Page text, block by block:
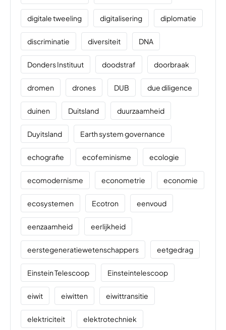
digitale tweeling digitalisering diplomatie
discriminatie diversiteit DNA
Donders Instituut doodstraf doorbraak
dromen drones DUB due diligence
duinen Duitsland duurzaamheid
Duyitsland Earth system governance
echografie ecofeminisme ecologie
ecomodernisme econometrie economie
ecosystemen Ecotron eenvoud
eenzaamheid eerlijkheid
eerstegeneratiewetenschappers eetgedrag
Einstein Telescoop Einsteintelescoop
eiwit eiwitten eiwittransitie
elektriciteit elektrotechniek